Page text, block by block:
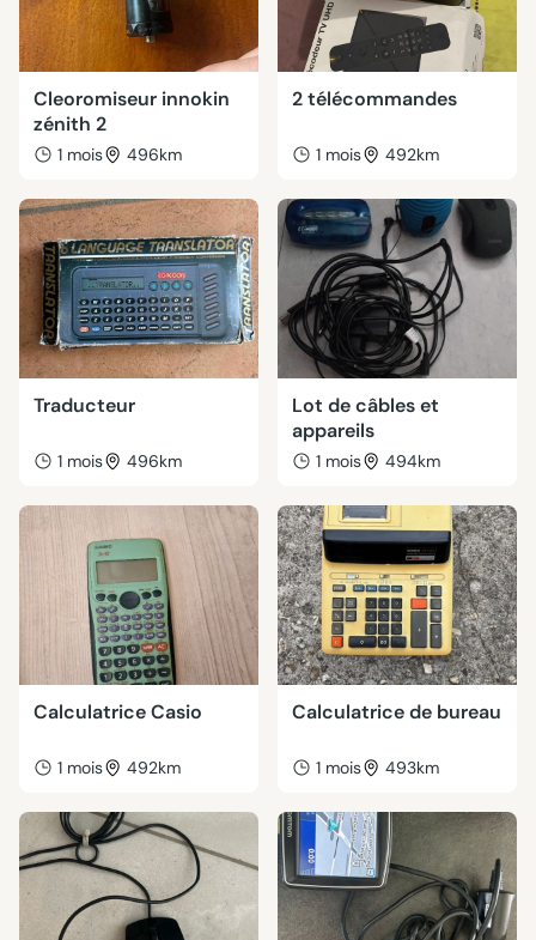
Cleoromiseur innokin
zénith 2
1 mois 496km
2 télécommandes
1 mois 492km
Traducteur
1 mois 496km
Lot de câbles et
appareils
1 mois 494km
Calculatrice Casio
1 mois 492km
Calculatrice de bureau
1 mois 493km